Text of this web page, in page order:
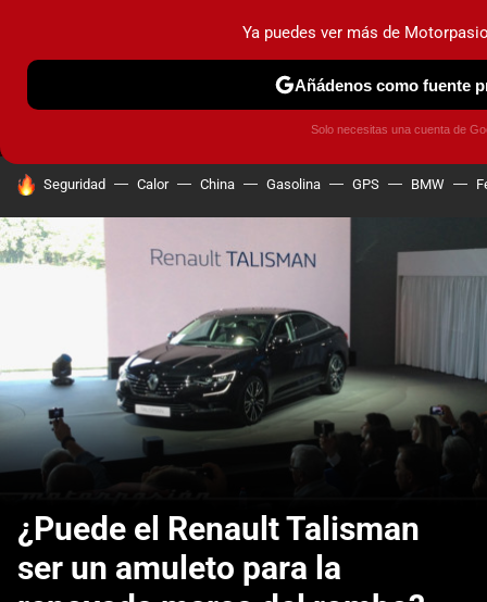
MENÚ NUEVO
OBSERVATORIO F1
HOY SE HABLA DE
Seguridad Calor China Gasolina GPS BMW
¿Puede el Renault Talisman
ser un amuleto para la
Ya puedes ver más de
Añádenos como fuente
Solo necesitas una cuenta de